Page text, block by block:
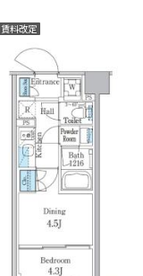
309
お部屋を再検索
〜
賃料改定